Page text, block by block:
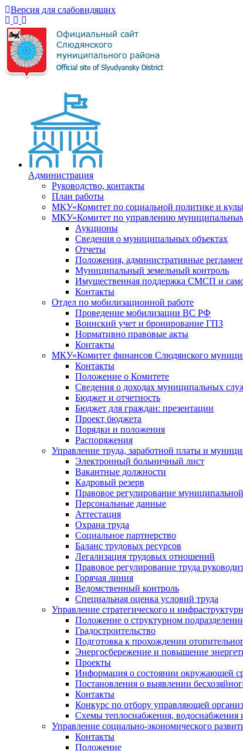
Версия для слабовидящих
Администрация
Руководство, контакты
План работы
МКУ«Комитет по социальной политике и
МКУ«Комитет по управлению
Аукционы
Сведения о муниципальных объектах
Отчеты
Положения, административные
Муниципальный земельный контроль
Имущественная поддержка СМСП и
Контакты
Отдел по мобилизационной работе
Проведение мобилизации ВС РФ
Воинский учет и бронирование ГПЗ
Нормативно правовые акты
Контакты
МКУ«Комитет финансов Слюдянского
Контакты
Положение о Комитете
Сведения о доходах муниципальных
Бюджет и отчетность
Бюджет для граждан: презентации
Проект бюджета
Порядки и положения
Распоряжения
Управление труда, заработной платы и
Электронный больничный лист
Вакантные должности
Кадровый резерв
Правовое регулирование
Персональные данные
Аттестация
Охрана труда
Социальное партнерство
Баланс трудовых ресурсов
Легализация трудовых отношений
Правовое регулирование труда
Горячая линия
Ведомственный контроль
Специальная оценка условий труда
Управление стратегического и
Положение о структурном
Градостроительство
Подготовка к прохождении
Энергосбережение и повышение
Проекты
Информация о состоянии окружающей
Постановления о выявлении
Контакты
Конкурс по отбору управляющей
Схемы теплоснабжения, водоснабжения
Управление социально-экономического
Контакты
Положение